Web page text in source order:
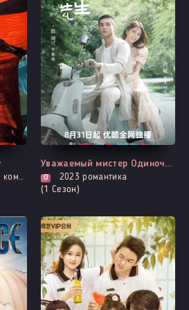
романтика
Все серии
Уважаемый мистер Одиночество
0 2023 романтика
(1 Сезон)